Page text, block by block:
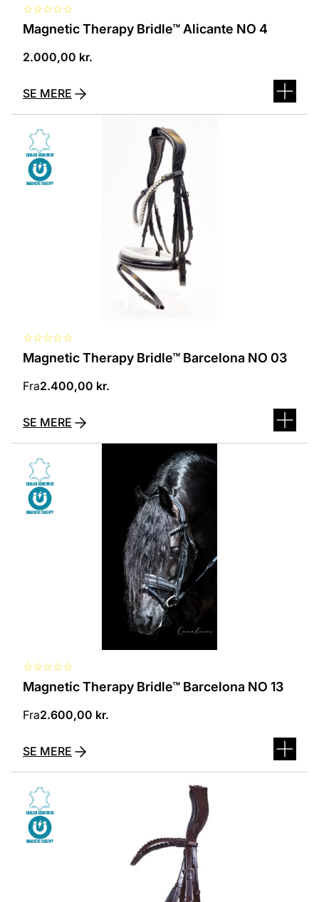
☆☆☆☆☆
Magnetic Therapy Bridle™ Alicante NO 4
2.000,00 kr.
SE MERE
☆☆☆☆☆
Magnetic Therapy Bridle™ Barcelona NO 03
Fra2.400,00 kr.
vare
har
flere
varianter.
Mulighederne
SE MERE
☆☆☆☆☆
Magnetic Therapy Bridle™ Barcelona NO 13
Fra2.600,00 kr.
vare
har
flere
varianter.
Mulighederne
SE MERE
vare
har
flere
varianter.
Mulighederne